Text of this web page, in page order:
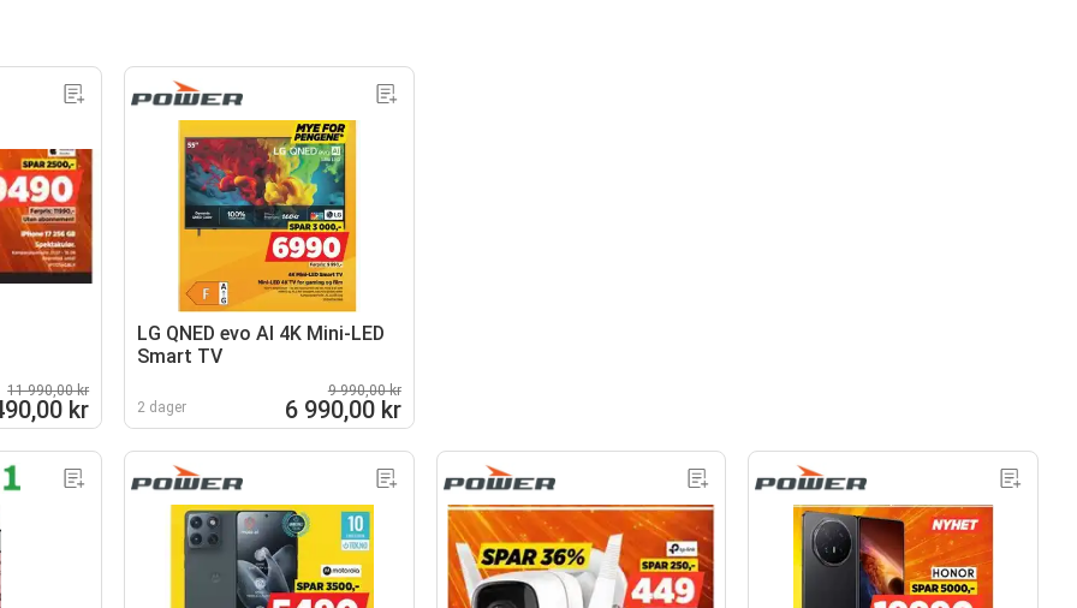
11 990,00 kr
kr
LG QNED evo AI 4K Mini-LED
Smart TV
2 dager
9 990,00 kr
6 990,00 kr